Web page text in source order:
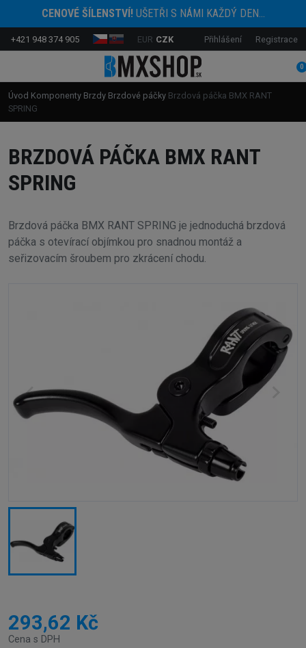
CENOVÉ ŠÍLENSTVÍ!UŠETŘI S NÁMI KAŽDÝ DEN...
+421 948 374 905 EUR CZK Přihlášení Registrace
0
Úvod Komponenty Brzdy Brzdové páčky Brzdová páčka BMX RANT
SPRING
BRZDOVÁ PÁČKA BMX RANT
SPRING
Brzdová páčka BMX RANT SPRING je jednoduchá brzdová
páčka s otevírací objímkou ​​pro snadnou montáž a
seřizovacím šroubem pro zkrácení chodu.
293,62 Kč
Cena s DPH